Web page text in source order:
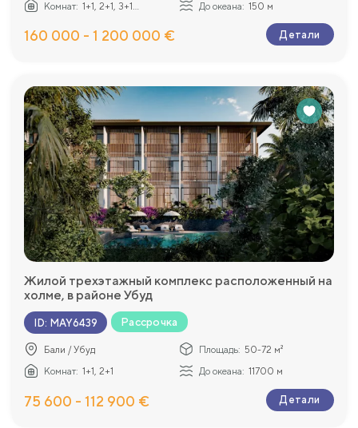
Комнат: 1+1, 2+1, 3+1... До океана: 150 м
160 000 - 1 200 000 € Детали
Жилой трехэтажный комплекс расположенный на
холме, в районе Убуд
ID: MAY6439 Рассрочка
Бали / Убуд Площадь: 50-72 м²
Комнат: 1+1, 2+1 До океана: 11700 м
75 600 - 112 900 € Детали